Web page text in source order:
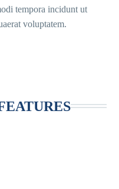
tempora incidunt ut
voluptatem.